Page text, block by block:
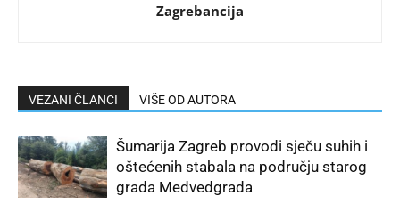
Zagrebancija
VEZANI ČLANCI VIŠE OD AUTORA
Šumarija Zagreb provodi sječu suhih i
oštećenih stabala na području starog
grada Medvedgrada